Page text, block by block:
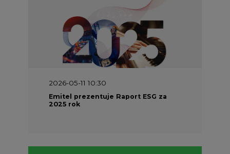
2026-05-11 10:30
Emitel prezentuje Raport ESG za
2025 rok